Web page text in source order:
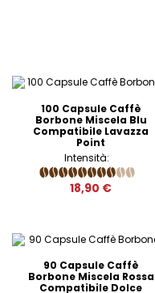
100 Capsule Caffè
Borbone Miscela Blu
Compatibile Lavazza
Point
Intensità:
18,90 €
90 Capsule Caffè
Borbone Miscela Rossa
Compatibile Dolce